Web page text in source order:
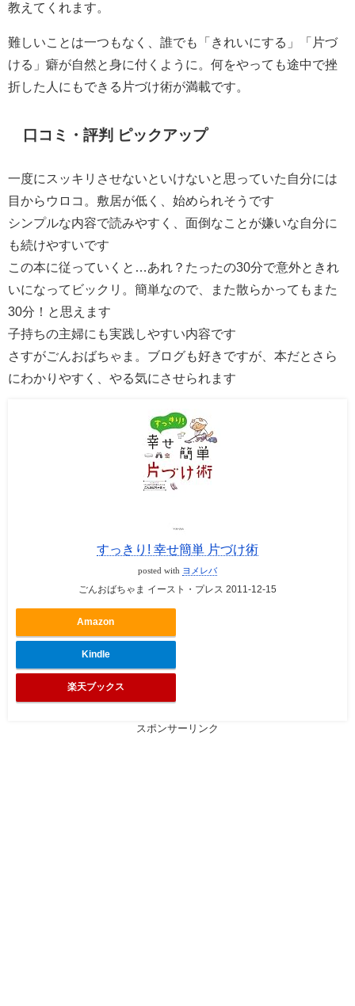
教えてくれます。
難しいことは一つもなく、誰でも「きれいにする」「片づ
ける」癖が自然と身に付くように。何をやっても途中で挫
折した人にもできる片づけ術が満載です。
口コミ・評判 ピックアップ
一度にスッキリさせないといけないと思っていた自分には
目からウロコ。敷居が低く、始められそうです
シンプルな内容で読みやすく、面倒なことが嫌いな自分に
も続けやすいです
この本に従っていくと…あれ？たったの30分で意外ときれ
いになってビックリ。簡単なので、また散らかってもまた
30分！と思えます
子持ちの主婦にも実践しやすい内容です
さすがごんおばちゃま。ブログも好きですが、本だとさら
にわかりやすく、やる気にさせられます
すっきり! 幸せ簡単 片づけ術
posted with ヨメレバ
ごんおばちゃま イースト・プレス 2011-12-15
Amazon
Kindle
楽天ブックス
スポンサーリンク